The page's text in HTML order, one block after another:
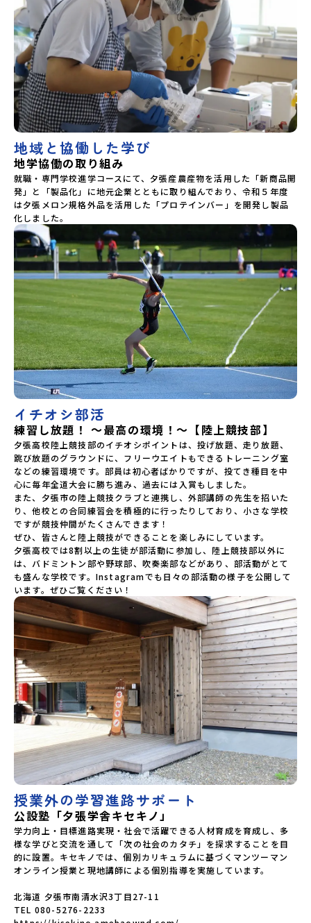
地域と協働した学び
地学協働の取り組み
就職・専門学校進学コースにて、夕張産農産物を活用した「新商品開
発」と「製品化」に地元企業とともに取り組んでおり、令和５年度
は夕張メロン規格外品を活用した「プロテインバー」を開発し製品
化しました。
イチオシ部活
練習し放題！ ～最高の環境！～【陸上競技部】
夕張高校陸上競技部のイチオシポイントは、投げ放題、走り放題、
跳び放題のグラウンドに、フリーウエイトもできるトレーニング室
などの練習環境です。部員は初心者ばかりですが、投てき種目を中
心に毎年全道大会に勝ち進み、過去には入賞もしました。
また、夕張市の陸上競技クラブと連携し、外部講師の先生を招いた
り、他校との合同練習会を積極的に行ったりしており、小さな学校
ですが競技仲間がたくさんできます！
ぜひ、皆さんと陸上競技ができることを楽しみにしています。
夕張高校では8割以上の生徒が部活動に参加し、陸上競技部以外に
は、バドミントン部や野球部、吹奏楽部などがあり、部活動がとて
も盛んな学校です。Instagramでも日々の部活動の様子を公開して
います。ぜひご覧ください！
授業外の学習進路サポート
公設塾「夕張学舎キセキノ」
学力向上・目標進路実現・社会で活躍できる人材育成を育成し、多
様な学びと交流を通して「次の社会のカタチ」を探求することを目
的に設置。キセキノでは、個別カリキュラムに基づくマンツーマン
オンライン授業と現地講師による個別指導を実施しています。
北海道 夕張市南清水沢3丁目27-11
TEL 080-5276-2233